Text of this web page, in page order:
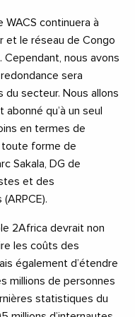
WACS continuera à
et le réseau de Congo
nous avons
sera
secteur. Nous allons
qu’à un seul
en termes de
toute forme de
Sakala, DG de
et des
2Africa devrait non
les coûts des
également d’étendre
millions de personnes
statistiques du